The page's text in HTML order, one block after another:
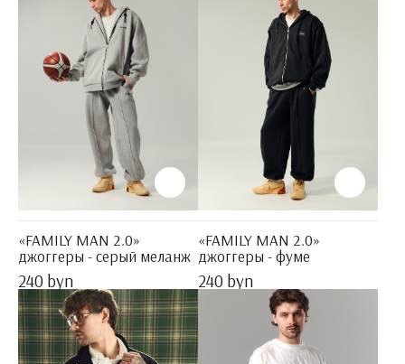
«FAMILY MAN 2.0»
джоггеры - серый меланж
240 byn
«FAMILY MAN 2.0»
джоггеры - фуме
240 byn